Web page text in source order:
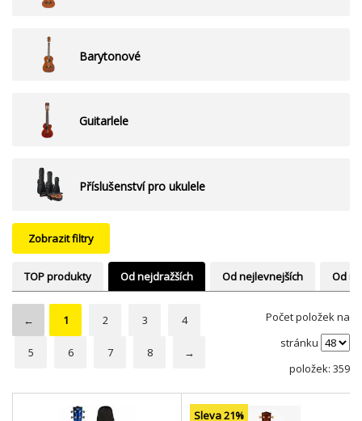
Barytonové
Guitarlele
Příslušenství pro ukulele
Zobrazit filtry
TOP produkty Od nejdražších Od nejlevnejších Od
← 1 2 3 4
5 6 7 8 →
Počet položek na
stránku
položek: 359
Sleva 21%